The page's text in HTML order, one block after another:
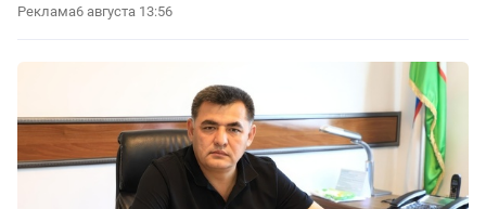
Реклама6 августа 13:56